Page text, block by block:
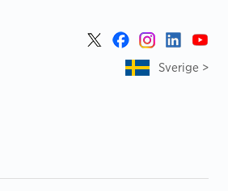
Sverige >